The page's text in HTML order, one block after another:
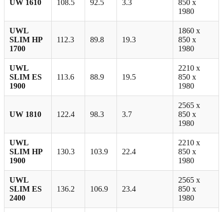
UW 1610 108.5 92.5 3.3
850 х
1980
UWL
SLIM HP
1700
112.3 89.8 19.3
1860 х
850 х
1980
UWL
SLIM ES
1900
113.6 88.9 19.5
2210 x
850 x
1980
UW 1810 122.4 98.3 3.7
2565 х
850 х
1980
UWL
SLIM HP
1900
130.3 103.9 22.4
2210 x
850 x
1980
UWL
SLIM ES
2400
136.2 106.9 23.4
2565 x
850 x
1980